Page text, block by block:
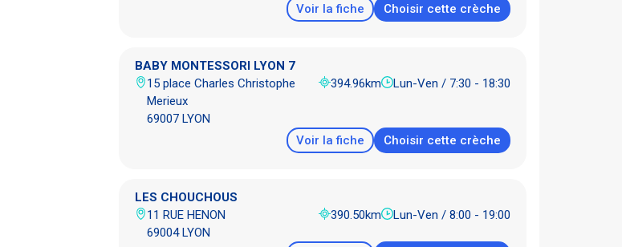
Voir la fiche Choisir cette crèche
BABY MONTESSORI LYON 7
15 place Charles Christophe
Merieux
69007 LYON
394.96km Lun-Ven / 7:30 - 18:30
Voir la fiche Choisir cette crèche
LES CHOUCHOUS
11 RUE HENON
69004 LYON
390.50km Lun-Ven / 8:00 - 19:00